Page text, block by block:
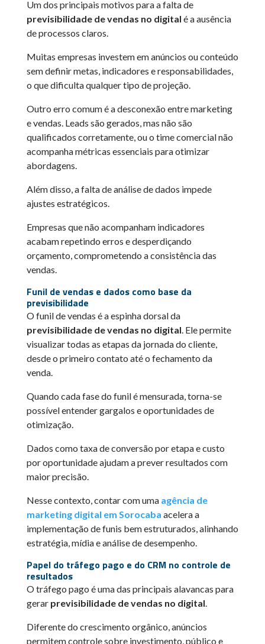
Um dos principais motivos para a falta de
previsibilidade de vendas no digital é a ausência
de processos claros.
Muitas empresas investem em anúncios ou conteúdo
sem definir metas, indicadores e responsabilidades,
o que dificulta qualquer tipo de projeção.
Outro erro comum é a desconexão entre marketing
e vendas. Leads são gerados, mas não são
qualificados corretamente, ou o time comercial não
acompanha métricas essenciais para otimizar
abordagens.
Além disso, a falta de análise de dados impede
ajustes estratégicos.
Empresas que não acompanham indicadores
acabam repetindo erros e desperdiçando
orçamento, comprometendo a consistência das
vendas.
Funil de vendas e dados como base da
previsibilidade
O funil de vendas é a espinha dorsal da
previsibilidade de vendas no digital. Ele permite
visualizar todas as etapas da jornada do cliente,
desde o primeiro contato até o fechamento da
venda.
Quando cada fase do funil é mensurada, torna-se
possível entender gargalos e oportunidades de
otimização.
Dados como taxa de conversão por etapa e custo
por oportunidade ajudam a prever resultados com
maior precisão.
Nesse contexto, contar com uma agência de
marketing digital em Sorocaba acelera a
implementação de funis bem estruturados, alinhando
estratégia, mídia e análise de desempenho.
Papel do tráfego pago e do CRM no controle de
resultados
O tráfego pago é uma das principais alavancas para
gerar previsibilidade de vendas no digital.
Diferente do crescimento orgânico, anúncios
permitem controle sobre investimento, público e